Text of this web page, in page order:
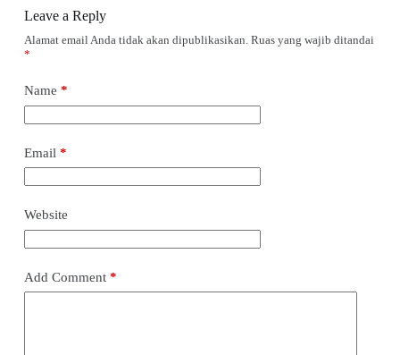
Leave a Reply
Alamat email Anda tidak akan dipublikasikan. Ruas yang wajib ditandai
*
Name *
Email *
Website
Add Comment*